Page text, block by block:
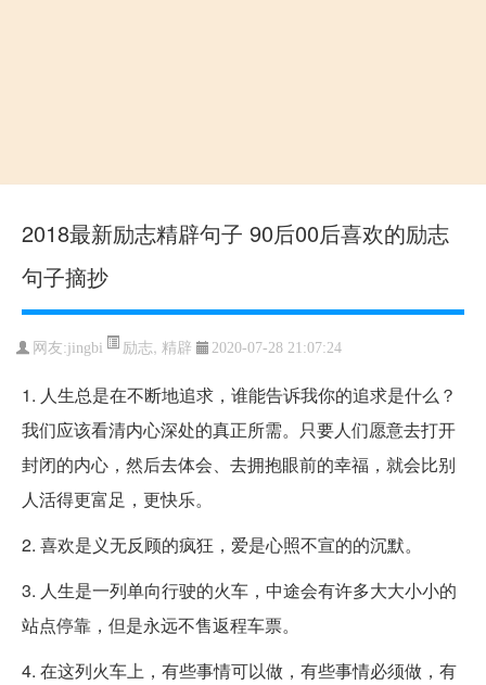
2018最新励志精辟句子 90后00后喜欢的励志
句子摘抄
网友:jingbi 励志, 精辟 2020-07-28 21:07:24
1. 人生总是在不断地追求，谁能告诉我你的追求是什么？
我们应该看清内心深处的真正所需。只要人们愿意去打开
封闭的内心，然后去体会、去拥抱眼前的幸福，就会比别
人活得更富足，更快乐。
2. 喜欢是义无反顾的疯狂，爱是心照不宣的的沉默。
3. 人生是一列单向行驶的火车，中途会有许多大大小小的
站点停靠，但是永远不售返程车票。
4. 在这列火车上，有些事情可以做，有些事情必须做，有